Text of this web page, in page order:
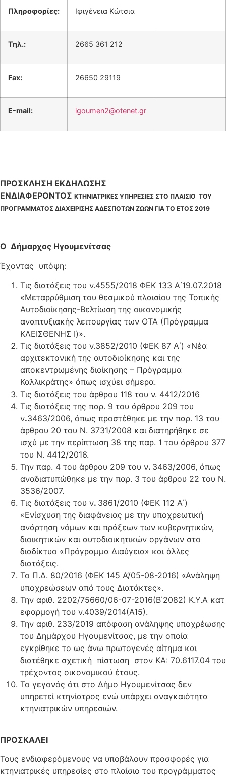
Πληροφορίες: Ιφιγένεια Κώτσια
Τηλ.: 2665 361 212
Fax: 26650 29119
Ε-mail: igoumen2@otenet.gr
ΠΡΟΣΚΛΗΣΗ ΕΚΔΗΛΩΣΗΣ
ΕΝΔΙΑΦΕΡΟΝΤΟΣ ΚΤΗΝΙΑΤΡΙΚΕΣ ΥΠΗΡΕΣΙΕΣ ΣΤΟ ΠΛΑΙΣΙΟ ΤΟΥ
ΠΡΟΓΡΑΜΜΑΤΟΣ ΔΙΑΧΕΙΡΙΣΗΣ ΑΔΕΣΠΟΤΩΝ ΖΩΩΝ ΓΙΑ ΤΟ ΕΤΟΣ 2019
Ο Δήμαρχος Ηγουμενίτσας
Έχοντας υπόψη:
Τις διατάξεις του ν.4555/2018 ΦΕΚ 133 Α΄19.07.2018
«Μεταρρύθμιση του θεσμικού πλαισίου της Τοπικής
Αυτοδιοίκησης-Βελτίωση της οικονομικής
αναπτυξιακής λειτουργίας των ΟΤΑ (Πρόγραμμα
ΚΛΕΙΣΘΕΝΗΣ Ι)».
Τις διατάξεις του ν.3852/2010 (ΦΕΚ 87 Α΄) «Νέα
αρχιτεκτονική της αυτοδιοίκησης και της
αποκεντρωμένης διοίκησης – Πρόγραμμα
Καλλικράτης» όπως ισχύει σήμερα.
Τις διατάξεις του άρθρου 118 του ν. 4412/2016
Τις διατάξεις της παρ. 9 του άρθρου 209 του
ν.3463/2006, όπως προστέθηκε με την παρ. 13 του
άρθρου 20 του Ν. 3731/2008 και διατηρήθηκε σε
ισχύ με την περίπτωση 38 της παρ. 1 του άρθρου 377
του Ν. 4412/2016.
Την παρ. 4 του άρθρου 209 του ν. 3463/2006, όπως
αναδιατυπώθηκε με την παρ. 3 του άρθρου 22 του Ν.
3536/2007.
Τις διατάξεις του ν. 3861/2010 (ΦΕΚ 112 Α΄)
«Ενίσχυση της διαφάνειας με την υποχρεωτική
ανάρτηση νόμων και πράξεων των κυβερνητικών,
διοικητικών και αυτοδιοικητικών οργάνων στο
διαδίκτυο «Πρόγραμμα Διαύγεια» και άλλες
διατάξεις.
Το Π.Δ. 80/2016 (ΦΕΚ 145 Α’/05-08-2016) «Ανάληψη
υποχρεώσεων από τους Διατάκτες».
Την αριθ. 2202/75660/06-07-2016(Β΄2082) Κ.Υ.Α κατ
εφαρμογή του ν.4039/2014(Α15).
Την αριθ. 233/2019 απόφαση ανάληψης υποχρέωσης
του Δημάρχου Ηγουμενίτσας, με την οποία
εγκρίθηκε το ως άνω πρωτογενές αίτημα και
διατέθηκε σχετική πίστωση στον ΚΑ: 70.6117.04 του
τρέχοντος οικονομικού έτους.
Το γεγονός ότι στο Δήμο Ηγουμενίτσας δεν
υπηρετεί κτηνίατρος ενώ υπάρχει αναγκαιότητα
κτηνιατρικών υπηρεσιών.
ΠΡΟΣΚΑΛΕΙ
Τους ενδιαφερόμενους να υποβάλουν προσφορές για
κτηνιατρικές υπηρεσίες στο πλαίσιο του προγράμματος